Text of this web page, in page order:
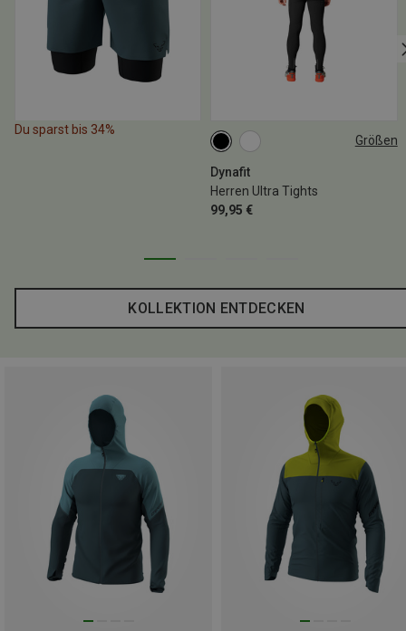
Du sparst bis 34%
Größen
Dynafit
Herren Ultra Tights
99,95 €
S M XXL
KOLLEKTION ENTDECKEN